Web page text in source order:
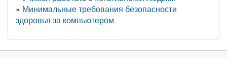
Минимальные требования безопасности
здоровья за компьютером